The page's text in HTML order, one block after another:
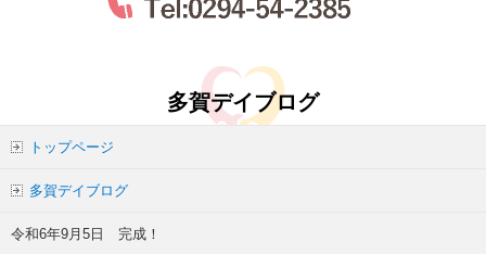
多賀デイブログ
トップページ
多賀デイブログ
令和6年9月5日 完成！